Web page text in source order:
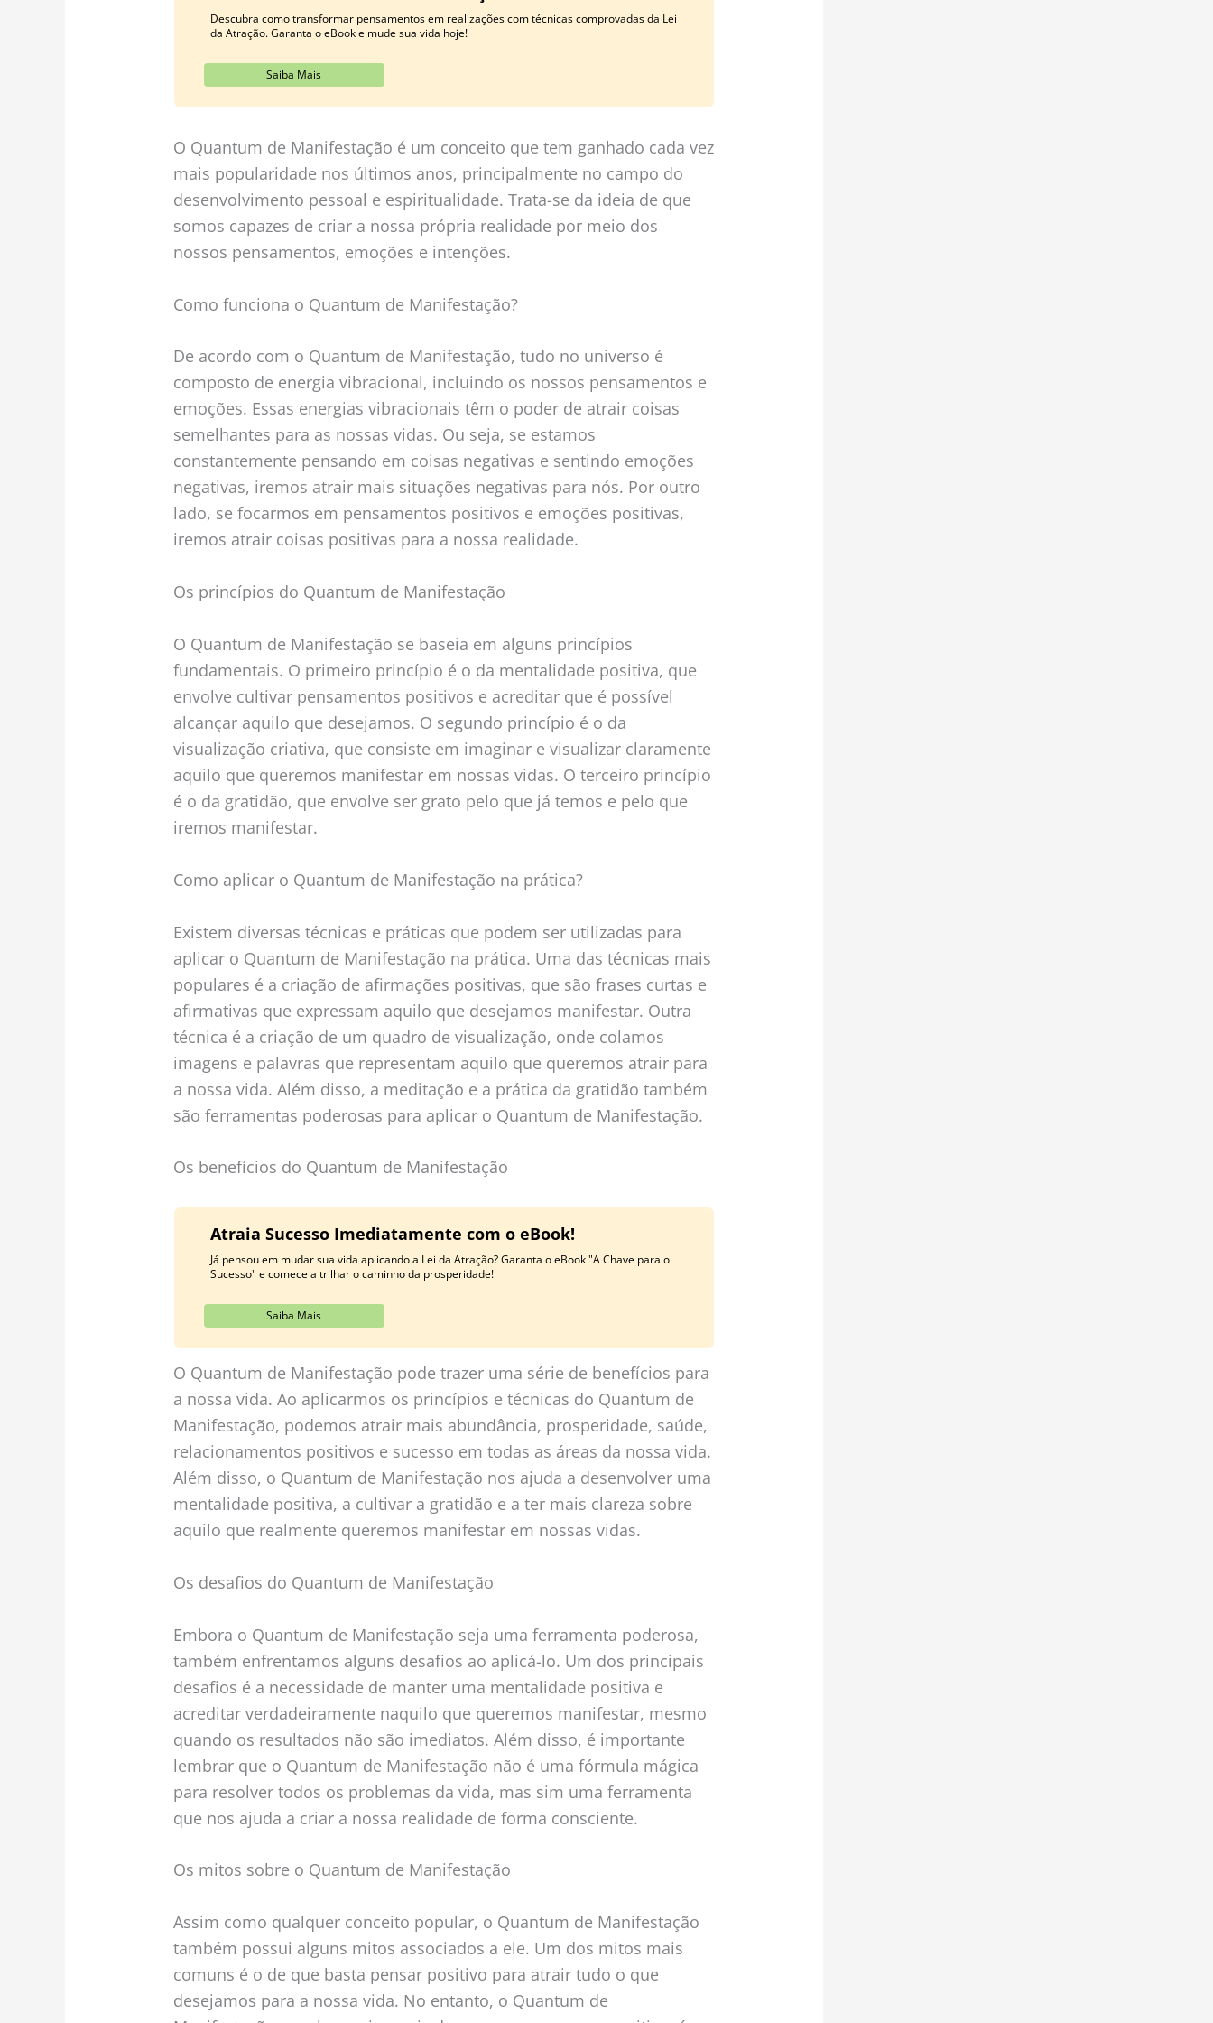
Descubra como transformar pensamentos em realizações com técnicas comprovadas da Lei
da Atração. Garanta o eBook e mude sua vida hoje!
Saiba Mais
O Quantum de Manifestação é um conceito que tem ganhado cada vez
mais popularidade nos últimos anos, principalmente no campo do
desenvolvimento pessoal e espiritualidade. Trata-se da ideia de que
somos capazes de criar a nossa própria realidade por meio dos
nossos pensamentos, emoções e intenções.
Como funciona o Quantum de Manifestação?
De acordo com o Quantum de Manifestação, tudo no universo é
composto de energia vibracional, incluindo os nossos pensamentos e
emoções. Essas energias vibracionais têm o poder de atrair coisas
semelhantes para as nossas vidas. Ou seja, se estamos
constantemente pensando em coisas negativas e sentindo emoções
negativas, iremos atrair mais situações negativas para nós. Por outro
lado, se focarmos em pensamentos positivos e emoções positivas,
iremos atrair coisas positivas para a nossa realidade.
Os princípios do Quantum de Manifestação
O Quantum de Manifestação se baseia em alguns princípios
fundamentais. O primeiro princípio é o da mentalidade positiva, que
envolve cultivar pensamentos positivos e acreditar que é possível
alcançar aquilo que desejamos. O segundo princípio é o da
visualização criativa, que consiste em imaginar e visualizar claramente
aquilo que queremos manifestar em nossas vidas. O terceiro princípio
é o da gratidão, que envolve ser grato pelo que já temos e pelo que
iremos manifestar.
Como aplicar o Quantum de Manifestação na prática?
Existem diversas técnicas e práticas que podem ser utilizadas para
aplicar o Quantum de Manifestação na prática. Uma das técnicas mais
populares é a criação de afirmações positivas, que são frases curtas e
afirmativas que expressam aquilo que desejamos manifestar. Outra
técnica é a criação de um quadro de visualização, onde colamos
imagens e palavras que representam aquilo que queremos atrair para
a nossa vida. Além disso, a meditação e a prática da gratidão também
são ferramentas poderosas para aplicar o Quantum de Manifestação.
Os benefícios do Quantum de Manifestação
Atraia Sucesso Imediatamente com o eBook!
Já pensou em mudar sua vida aplicando a Lei da Atração? Garanta o eBook "A Chave para o
Sucesso" e comece a trilhar o caminho da prosperidade!
Saiba Mais
O Quantum de Manifestação pode trazer uma série de benefícios para
a nossa vida. Ao aplicarmos os princípios e técnicas do Quantum de
Manifestação, podemos atrair mais abundância, prosperidade, saúde,
relacionamentos positivos e sucesso em todas as áreas da nossa vida.
Além disso, o Quantum de Manifestação nos ajuda a desenvolver uma
mentalidade positiva, a cultivar a gratidão e a ter mais clareza sobre
aquilo que realmente queremos manifestar em nossas vidas.
Os desafios do Quantum de Manifestação
Embora o Quantum de Manifestação seja uma ferramenta poderosa,
também enfrentamos alguns desafios ao aplicá-lo. Um dos principais
desafios é a necessidade de manter uma mentalidade positiva e
acreditar verdadeiramente naquilo que queremos manifestar, mesmo
quando os resultados não são imediatos. Além disso, é importante
lembrar que o Quantum de Manifestação não é uma fórmula mágica
para resolver todos os problemas da vida, mas sim uma ferramenta
que nos ajuda a criar a nossa realidade de forma consciente.
Os mitos sobre o Quantum de Manifestação
Assim como qualquer conceito popular, o Quantum de Manifestação
também possui alguns mitos associados a ele. Um dos mitos mais
comuns é o de que basta pensar positivo para atrair tudo o que
desejamos para a nossa vida. No entanto, o Quantum de